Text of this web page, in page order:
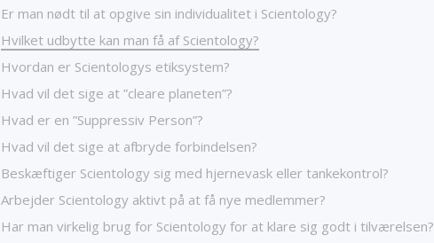
Er man nødt til at opgive sin individualitet i Scientology?
Hvilket udbytte kan man få af Scientology?
Hvordan er Scientologys etiksystem?
Hvad vil det sige at ”cleare planeten”?
Hvad er en ”Suppressiv Person”?
Hvad vil det sige at afbryde forbindelsen?
Beskæftiger Scientology sig med hjernevask eller tankekontrol?
Arbejder Scientology aktivt på at få nye medlemmer?
Har man virkelig brug for Scientology for at klare sig godt i tilværelsen?